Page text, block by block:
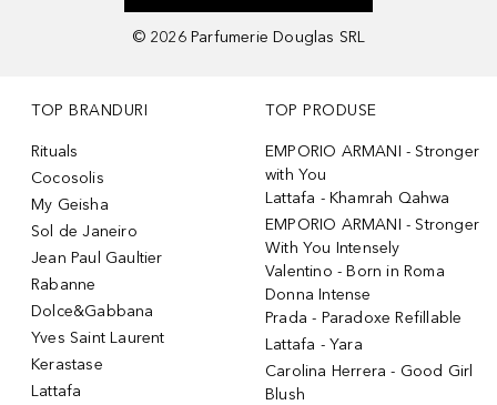
© 2026 Parfumerie Douglas SRL
TOP BRANDURI
Rituals
Cocosolis
My Geisha
Sol de Janeiro
Jean Paul Gaultier
Rabanne
Dolce&Gabbana
Yves Saint Laurent
Kerastase
Lattafa
TOP PRODUSE
EMPORIO ARMANI - Stronger
with You
Lattafa - Khamrah Qahwa
EMPORIO ARMANI - Stronger
With You Intensely
Valentino - Born in Roma
Donna Intense
Prada - Paradoxe Refillable
Lattafa - Yara
Carolina Herrera - Good Girl
Blush